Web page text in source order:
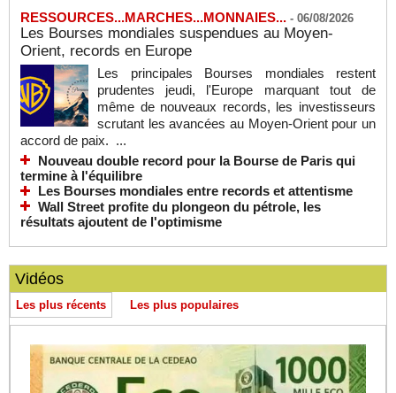
RESSOURCES...MARCHES...MONNAIES... - 06/08/2026
Les Bourses mondiales suspendues au Moyen-
Orient, records en Europe
Les principales Bourses mondiales restent
prudentes jeudi, l'Europe marquant tout de
même de nouveaux records, les investisseurs
scrutant les avancées au Moyen-Orient pour un
accord de paix. ...
Nouveau double record pour la Bourse de Paris qui
termine à l'équilibre
Les Bourses mondiales entre records et attentisme
Wall Street profite du plongeon du pétrole, les
résultats ajoutent de l'optimisme
Vidéos
Les plus récents Les plus populaires